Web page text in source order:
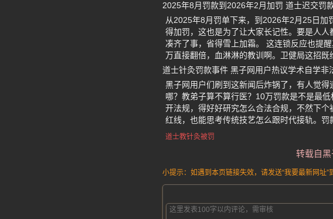
2025年8月罚款到2026年2月加罚 道士迟交罚
从2025年8月罚单下来，到2026年2月25日
得加罚，这也是为了让大家长记性。要是人
凑齐了事，省得雪上加霜。 这连锁反应也提
万直接翻倍，血淋淋的教训啊。卫健局这招既
道士针灸罚款事件 黑子网用户热议学术自学非
黑子网用户们刷到这新闻后炸锅了，有人觉
哪？教弟子算不算行医？10万罚款是不是最
开法规，得好好研究怎么合法合规，不然下
红线，也能思考传统技艺怎么跟时代接轨。
道士教针灸被罚
转载自
小提示：如遇到本页链接失效，请发送“我要最新网址